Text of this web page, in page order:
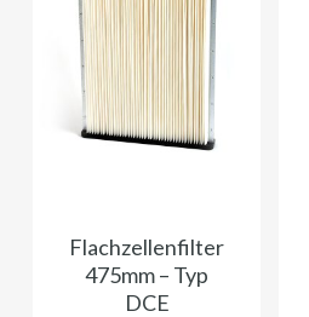
Flachzellenfilter
475mm – Typ
DCE